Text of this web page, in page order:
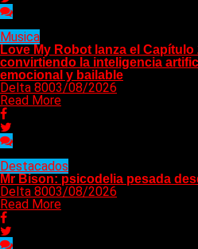
Musica
Love My Robot lanza el
convirtiendo la inteligencia
emocional y bailable
Delta 8003/08/2026
Read More
Destacados
Mr Bison: psicodelia pesada
Delta 8003/08/2026
Read More